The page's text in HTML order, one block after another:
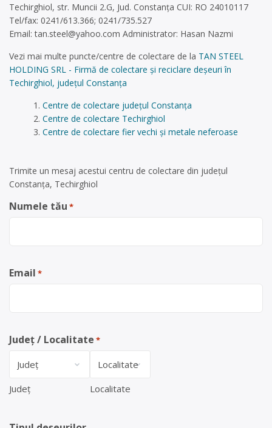
Techirghiol, str. Muncii 2.G, Jud. Constanța CUI: RO 24010117
Tel/fax: 0241/613.366; 0241/735.527
Email:tan.steel@yahoo.com Administrator: Hasan Nazmi
Vezi mai multe puncte/centre de colectare de la TAN STEEL
HOLDING SRL - Firmă de colectare și reciclare deșeuri în
Techirghiol, județul Constanța
Centre de colectare județul Constanța
Centre de colectare Techirghiol
Centre de colectare fier vechi și metale neferoase
Trimite un mesaj acestui centru de colectare din județul
Constanța, Techirghiol
Numele tău *
Email *
Județ / Localitate *
Județ Localitate